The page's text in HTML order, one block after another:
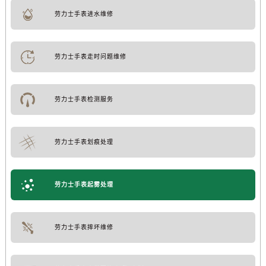
劳力士手表进水维修
劳力士手表走时问题维修
劳力士手表检测服务
劳力士手表划痕处理
劳力士手表起雾处理
劳力士手表摔坏维修